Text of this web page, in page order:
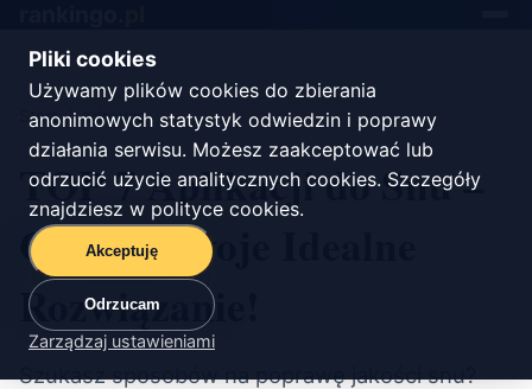
Pliki cookies
Używamy plików cookies do zbierania
anonimowych statystyk odwiedzin i poprawy
działania serwisu. Możesz zaakceptować lub
odrzucić użycie analitycznych cookies. Szczegóły
znajdziesz w polityce cookies.
Akceptuję
Odrzucam
Zarządzaj ustawieniami
Start/zdrowie
TOP 7 Aplikacji do Snu –
Odkryj Swoje Idealne
Rozwiązanie!
Szukasz sposobów na poprawę jakości snu?